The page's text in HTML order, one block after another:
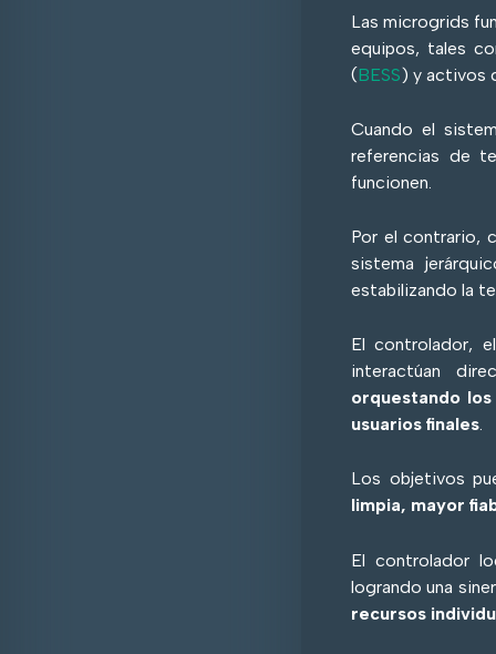
Las microgrids
equipos, tales
(BESS) y activos
Cuando el
referencias de
funcionen.
Por el contrario,
sistema
estabilizando la
El controlador,
interactúan
orquestando
usuarios finales.
Los objetivos
limpia, mayor
El controlador
logrando una
recursos